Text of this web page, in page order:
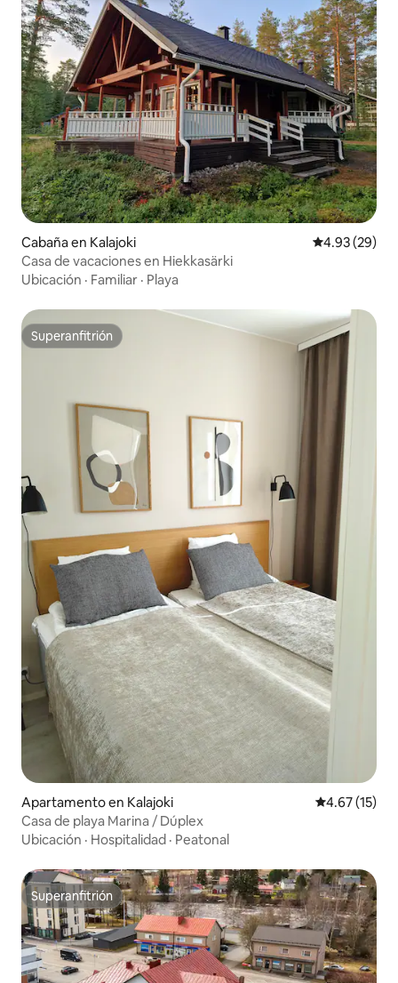
Cabaña en Kalajoki Calificación
4.93 (29)
Casa de vacaciones en Hiekkasärki
Ubicación · Familiar · Playa
Superanfitrión
Superanfitrión
Apartamento en Kalajoki Calificación
4.67 (15)
Casa de playa Marina / Dúplex
Ubicación · Hospitalidad · Peatonal
Superanfitrión
Superanfitrión